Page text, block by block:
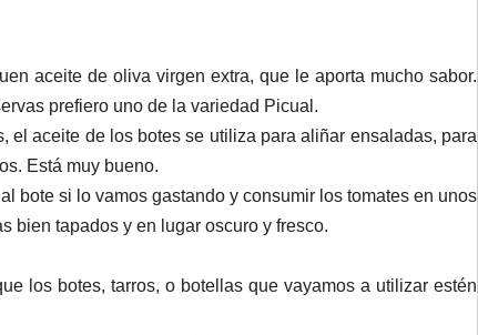
aceite de oliva virgen extra, que le aporta mucho sabor.
prefiero uno de la variedad Picual.
el aceite de los botes se utiliza para aliñar ensaladas, para
Está muy bueno.
bote si lo vamos gastando y consumir los tomates en unos
bien tapados y en lugar oscuro y fresco.
los botes, tarros, o botellas que vayamos a utilizar estén